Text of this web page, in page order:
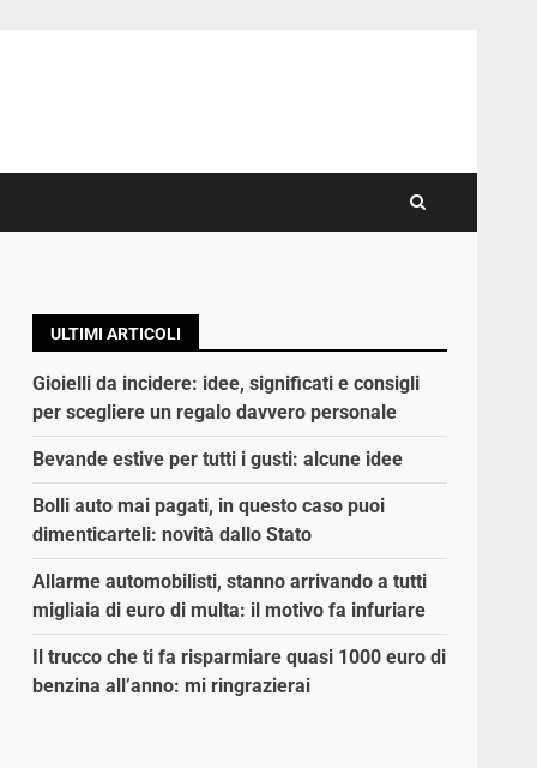
ULTIMI ARTICOLI
Gioielli da incidere: idee, significati e consigli
per scegliere un regalo davvero personale
Bevande estive per tutti i gusti: alcune idee
Bolli auto mai pagati, in questo caso puoi
dimenticarteli: novità dallo Stato
Allarme automobilisti, stanno arrivando a tutti
migliaia di euro di multa: il motivo fa infuriare
Il trucco che ti fa risparmiare quasi 1000 euro di
benzina all’anno: mi ringrazierai